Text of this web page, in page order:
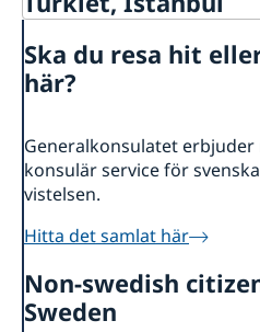
Om oss
Generalkonsuln
Vi är en resurs för svenska
Team Sweden
Så kan du få stöd
Anmäl handelshinder
Aktuellt
Ska du resa hit
här?
Generalkonsulatet
konsulär service för
vistelsen.
Hitta det samlat här
Non-swedish
Sweden